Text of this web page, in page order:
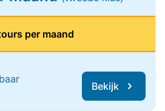
per maand
Bekijk